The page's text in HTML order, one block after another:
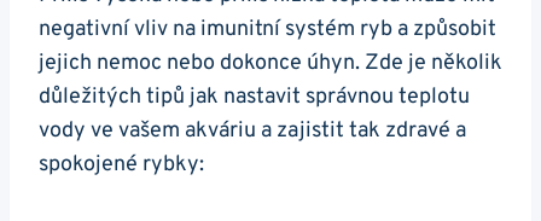
negativní vliv na imunitní systém ryb a způsobit
jejich nemoc nebo dokonce úhyn. Zde je několik
důležitých tipů jak nastavit správnou teplotu
vody ve vašem akváriu a zajistit‌ tak zdravé a
spokojené rybky: